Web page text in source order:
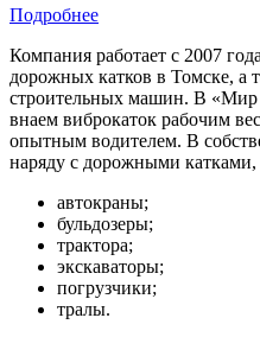
Подробнее
Компания работает с 2007
дорожных катков в Томске, а
строительных машин. В
внаем виброкаток рабочим
опытным водителем. В
наряду с дорожными
автокраны;
бульдозеры;
трактора;
экскаваторы;
погрузчики;
тралы.